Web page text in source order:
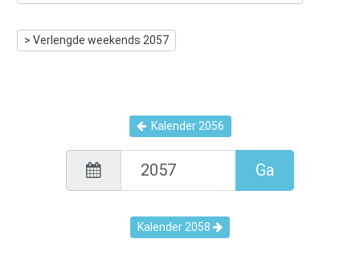
> Verlengde weekends 2057
Kalender 2056
Ga
Kalender 2058